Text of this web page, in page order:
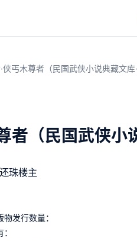
侠丐木尊者（民国武侠小说典藏文库
者（民国武侠小
珠楼主
物发行数量：